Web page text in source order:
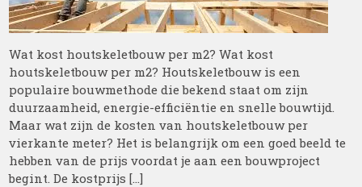
Wat kost houtskeletbouw per m2? Wat kost
houtskeletbouw per m2? Houtskeletbouw is een
populaire bouwmethode die bekend staat om zijn
duurzaamheid, energie-efficiëntie en snelle bouwtijd.
Maar wat zijn de kosten van houtskeletbouw per
vierkante meter? Het is belangrijk om een goed beeld te
hebben van de prijs voordat je aan een bouwproject
begint. De kostprijs […]